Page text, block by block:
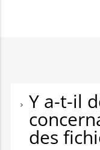
Y a-t-il
des